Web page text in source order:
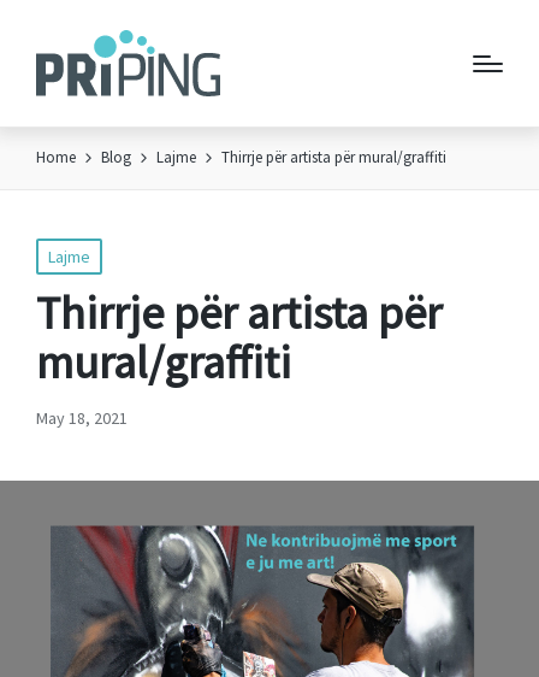
Home Blog Lajme Thirrje për artista për mural/graffiti
Posted
in
Lajme
Thirrje për artista për
mural/graffiti
May 18, 2021